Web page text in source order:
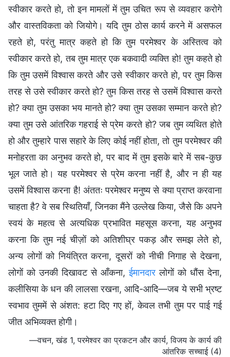
स्वीकार करते हो, तो इन मामलों में तुम उचित रूप से व्यवहार करोगे
और वास्तविकता को जियोगे। यदि तुम ठोस कार्य करने में असफल
रहते हो, परंतु मात्र कहते हो कि तुम परमेश्वर के अस्तित्व को
स्वीकार करते हो, तब तुम मात्र एक बकवादी व्यक्ति हो! तुम कहते हो
कि तुम उसमें विश्वास करते और उसे स्वीकार करते हो, पर तुम किस
तरह से उसे स्वीकार करते हो? तुम किस तरह से उसमें विश्वास करते
हो? क्या तुम उसका भय मानते हो? क्या तुम उसका सम्मान करते हो?
क्या तुम उसे आंतरिक गहराई से प्रेम करते हो? जब तुम व्यथित होते
हो और तुम्हारे पास सहारे के लिए कोई नहीं होता, तो तुम परमेश्वर की
मनोहरता का अनुभव करते हो, पर बाद में तुम इसके बारे में सब-कुछ
भूल जाते हो। यह परमेश्वर से प्रेम करना नहीं है, और न ही यह
उसमें विश्वास करना है! अंततः परमेश्वर मनुष्य से क्या प्राप्त करवाना
चाहता है? वे सब स्थितियाँ, जिनका मैंने उल्लेख किया, जैसे कि अपने
स्वयं के महत्व से अत्यधिक प्रभावित महसूस करना, यह अनुभव
करना कि तुम नई चीज़ों को अतिशीघ्र पकड़ और समझ लेते हो,
अन्य लोगों को नियंत्रित करना, दूसरों को नीची निगाह से देखना,
लोगों को उनकी दिखावट से आँकना,ईमानदार लोगों को धौंस देना,
कलीसिया के धन की लालसा रखना, आदि-आदि—जब ये सभी भ्रष्ट
स्वभाव तुममें से अंशत: हटा दिए गए हों, केवल तभी तुम पर पाई गई
जीत अभिव्यक्त होगी।
—वचन, खंड 1, परमेश्वर का प्रकटन और कार्य, विजय के कार्य की
आंतरिक सच्चाई (4)